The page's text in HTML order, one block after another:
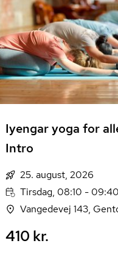
Iyengar yoga for
Intro
25. august, 2026
Tirsdag, 08:10 - 09:40
Vangedevej 143,
410 kr.